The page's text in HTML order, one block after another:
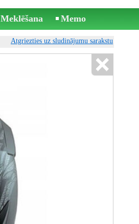
Meklēšana Memo
Atgriezties uz sludinājumu sarakstu